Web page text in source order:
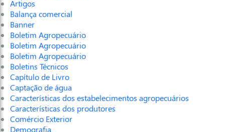
Artigos
Balança comercial
Banner
Boletim Agropecuário
Boletim Agropecuário
Boletim Agropecuário
Boletins Técnicos
Capítulo de Livro
Captação de água
Características dos estabelecimentos agropecuários
Características dos produtores
Comércio Exterior
Demografia